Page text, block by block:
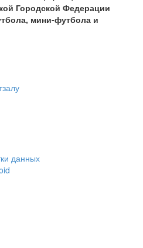
Городской Федерации
мини-футбола и
данных